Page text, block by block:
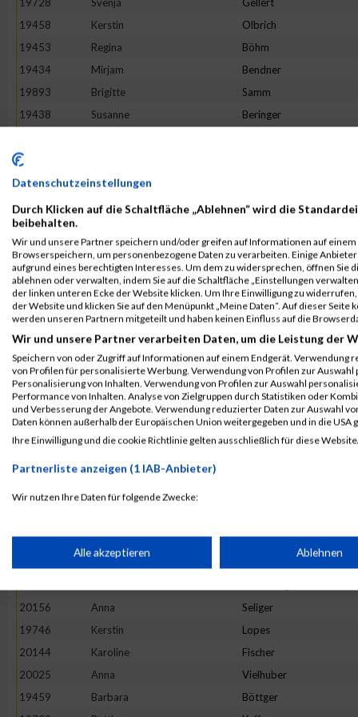
19458
Kerstin Olbrich
19453
Regina Böhm
19434
Mirjam Bendner
19893
Brigitte Samm
19438
Susanne Beringer
19414
19542
Elena
20015
Alexandra Bickert-Kalb
20007
19864
Melanie Reich
20009
Jana Timmermans
19796
Isabel Moroff
20034
Simone Wetzstein
19727
Denise Lehmann
20023
Eva Maria Vahsen
19461
Marlies Brauer
19665
Veronika Kirschner
19703
Katja Krieck
19715
Katrin
19536
Doris
19723
Lydia Ledl
Petra
20156
Anna Seliger
19746
Kerstin Lopes
20144
Karoline Fischer
20025
Anna Vielhuber
19459
Barbara Böttger
Datenschutzeinstellungen
Durch Klicken auf die Schaltfläche „Ablehnen“ wird die
beibehalten.
Wir und unsere Partner speichern und/oder greifen auf Informationen auf einem
Browserspeichern, um personenbezogene Daten zu verarbeiten. Einige
aufgrund eines berechtigten Interesses. Um dem zu widersprechen, öffnen Sie
ablehnen oder verwalten, indem Sie auf die Schaltfläche „Einstellungen
der linken unteren Ecke der Website klicken. Um Ihre Einwilligung zu
der Website und klicken Sie auf den Menüpunkt „Meine Daten“. Auf dieser
werden unseren Partnern mitgeteilt und haben keinen Einfluss auf die
Wir und unsere Partner verarbeiten Daten, um die Leistung der
Speichern von oder Zugriff auf Informationen auf einem Endgerät. Verwendung
von Profilen für personalisierte Werbung. Verwendung von Profilen zur
Personalisierung von Inhalten. Verwendung von Profilen zur Auswahl
Performance von Inhalten. Analyse von Zielgruppen durch Statistiken oder
und Verbesserung der Angebote. Verwendung reduzierter Daten zur Auswahl
Daten können außerhalb der Europäischen Union weitergegeben und in die USA
Ihre Einwilligung und die cookie Richtlinie gelten ausschließlich für diese
Partnerliste anzeigen (1 IAB-Anbieter)
Wir nutzen Ihre Daten für folgende Zwecke:
Speichern von oder Zugriff auf Informationen auf einem
Erstellung von Profilen für personalisierte Werbung
Verwendung von Profilen zur Auswahl personalisierter Werbung
Alle akzeptieren Ablehnen